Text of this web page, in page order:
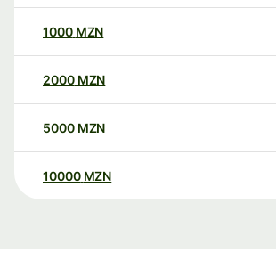
1000 MZN
2000 MZN
5000 MZN
10000 MZN